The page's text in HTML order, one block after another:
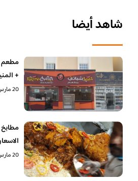
شاهد أيضا
مطعم
+
20 مارس، 2022
20 مارس، 2022